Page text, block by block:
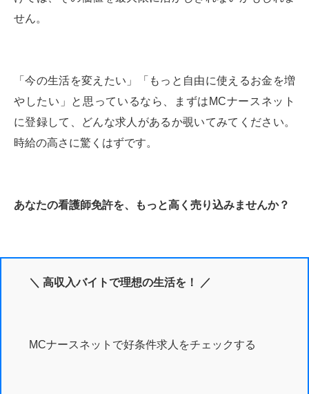
せん。
「今の生活を変えたい」「もっと自由に使えるお金を増
やしたい」と思っているなら、まずはMCナースネット
に登録して、どんな求人があるか覗いてみてください。
時給の高さに驚くはずです。
あなたの看護師免許を、もっと高く売り込みませんか？
＼ 高収入バイトで理想の生活を！ ／
MCナースネットで好条件求人をチェックする